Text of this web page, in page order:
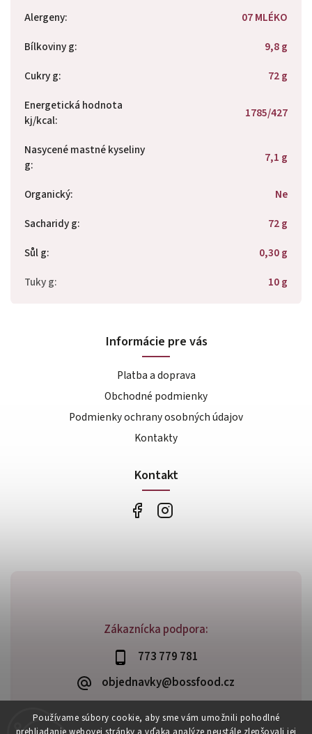
Používame súbory cookie, aby sme vám umožnili pohodlné
Alergeny:
07 MLÉKO
Bílkoviny g:
9,8 g
Cukry g:
72 g
Energetická hodnota
kj/kcal: 1785/427
Nasycené mastné kyseliny
g: 7,1 g
Organický:
Ne
Sacharidy g:
72 g
Sůl g:
0,30 g
Tuky g: 10 g
Zákaznícka podpora:
773 779 781
objednavky@bossfood.cz
Informácie pre vás
Platba a doprava
Obchodné podmienky
Podmienky ochrany osobných údajov
Kontakty
Kontakt